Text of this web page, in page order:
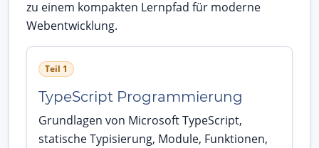
zu einem kompakten Lernpfad für moderne
Webentwicklung.
Teil 1
TypeScript Programmierung
Grundlagen von Microsoft TypeScript,
statische Typisierung, Module, Funktionen,